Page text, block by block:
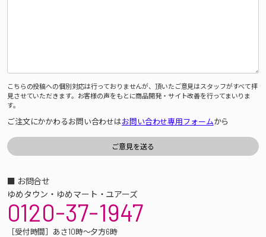
こちらの投稿への個別対応は行っておりませんが、頂いたご意見はスタッフがすべて拝
見させていただきます。お客様の声をもとに商品開発・サイト改善を行ってまいりま
す。
ご注文にかかわるお問い合わせはお問い合わせ専用フォームから
■ お問合せ
ゆめタウン・ゆめマート・ユアーズ
0120-37-1947
［受付時間］あさ10時～夕方6時